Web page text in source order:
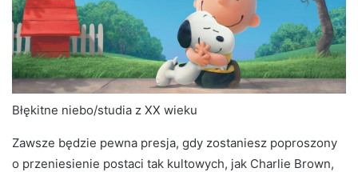
Błękitne niebo/studia z XX wieku
Zawsze będzie pewna presja, gdy zostaniesz poproszony
o przeniesienie postaci tak kultowych, jak Charlie Brown,